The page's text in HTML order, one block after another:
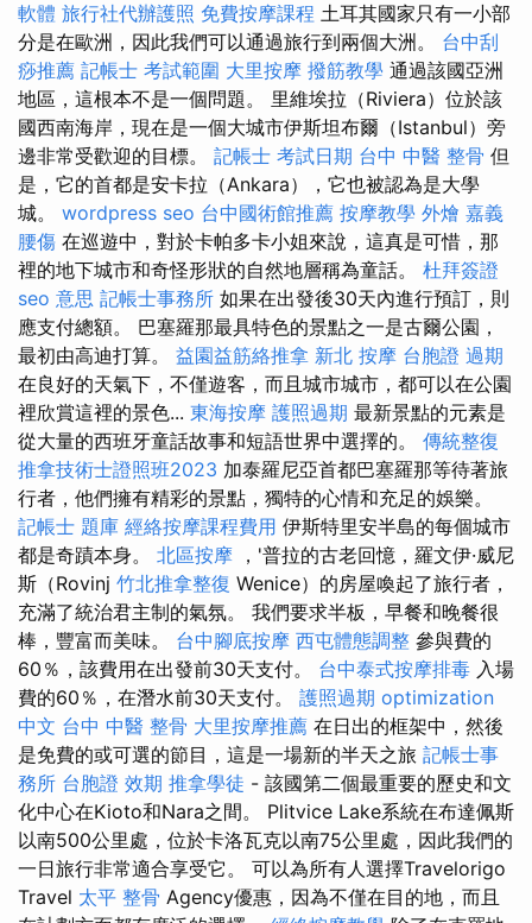
軟體 旅行社代辦護照 免費按摩課程 土耳其國家只有一小部
分是在歐洲，因此我們可以通過旅行到兩個大洲。 台中刮
痧推薦 記帳士 考試範圍 大里按摩 撥筋教學 通過該國亞洲
地區，這根本不是一個問題。 里維埃拉（Riviera）位於該
國西南海岸，現在是一個大城市伊斯坦布爾（Istanbul）旁
邊非常受歡迎的目標。 記帳士 考試日期 台中 中醫 整骨 但
是，它的首都是安卡拉（Ankara），它也被認為是大學
城。 wordpress seo 台中國術館推薦 按摩教學 外燴 嘉義
腰傷 在巡遊中，對於卡帕多卡小姐來說，這真是可惜，那
裡的地下城市和奇怪形狀的自然地層稱為童話。 杜拜簽證
seo 意思 記帳士事務所 如果在出發後30天內進行預訂，則
應支付總額。 巴塞羅那最具特色的景點之一是古爾公園，
最初由高迪打算。 益園益筋絡推拿 新北 按摩 台胞證 過期
在良好的天氣下，不僅遊客，而且城市城市，都可以在公園
裡欣賞這裡的景色... 東海按摩 護照過期 最新景點的元素是
從大量的西班牙童話故事和短語世界中選擇的。 傳統整復
推拿技術士證照班2023 加泰羅尼亞首都巴塞羅那等待著旅
行者，他們擁有精彩的景點，獨特的心情和充足的娛樂。
記帳士 題庫 經絡按摩課程費用 伊斯特里安半島的每個城市
都是奇蹟本身。 北區按摩 ，'普拉的古老回憶，羅文伊·威尼
斯（Rovinj 竹北推拿整復 Wenice）的房屋喚起了旅行者，
充滿了統治君主制的氣氛。 我們要求半板，早餐和晚餐很
棒，豐富而美味。 台中腳底按摩 西屯體態調整 參與費的
60％，該費用在出發前30天支付。 台中泰式按摩排毒 入場
費的60％，在潛水前30天支付。 護照過期 optimization
中文 台中 中醫 整骨 大里按摩推薦 在日出的框架中，然後
是免費的或可選的節目，這是一場新的半天之旅 記帳士事
務所 台胞證 效期 推拿學徒 - 該國第二個最重要的歷史和文
化中心在Kioto和Nara之間。 Plitvice Lake系統在布達佩斯
以南500公里處，位於卡洛瓦克以南75公里處，因此我們的
一日旅行非常適合享受它。 可以為所有人選擇Travelorigo
Travel 太平 整骨 Agency優惠，因為不僅在目的地，而且